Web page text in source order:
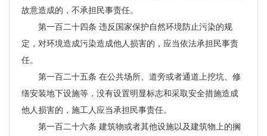
故意造成的，不承担民事责任。
第一百二十四条 违反国家保护自然环境防止污染的规
定，对环境造成污染造成他人损害的，应当依法承担民事责
任。
第一百二十五条 在公共场所、道旁或者通道上挖坑、修
缮安装地下设施等，没有设置明显标志和采取安全措施造成
他人损害的，施工人应当承担民事责任。
第一百二十六条 建筑物或者其他设施以及建筑物上的搁